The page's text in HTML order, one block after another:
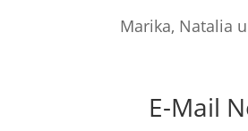
Marika, Natalia
E-Mail